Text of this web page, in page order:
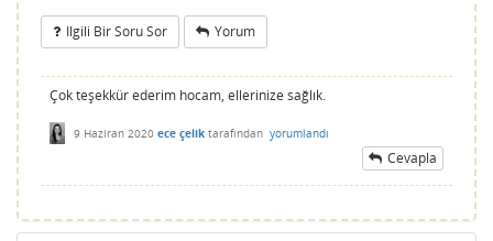
Ilgili Bir Soru Sor Yorum
Çok teşekkür ederim hocam, ellerinize sağlık.
9 Haziran 2020 ece çelik tarafından yorumlandı
Cevapla